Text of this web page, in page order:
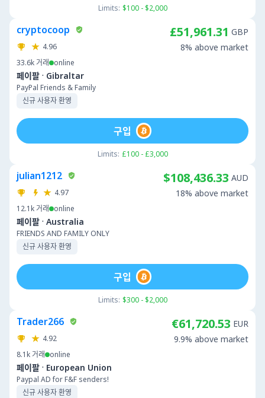
Limits: $100 - $2,000
cryptocoop
4.96
33.6k 거래 online
페이팔 · Gibraltar
PayPal Friends & Family
신규 사용자 환영
£51,961.31 GBP
8% above market
Limits: £100 - £3,000
구입
julian1212
4.97
12.1k 거래 online
페이팔 · Australia
FRIENDS AND FAMILY ONLY
신규 사용자 환영
$108,436.33 AUD
18% above market
Limits: $300 - $2,000
구입
Trader266
4.92
8.1k 거래 online
페이팔 · European Union
Paypal AD for F&F senders!
신규 사용자 환영
€61,720.53 EUR
9.9% above market